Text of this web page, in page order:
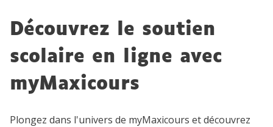
Découvrez le soutien
scolaire en ligne avec
myMaxicours
Plongez dans l'univers de myMaxicours et découvrez